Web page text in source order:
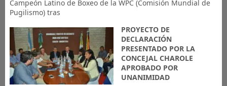
Campeón Latino de Boxeo de la WPC (Comisión Mundial de
Pugilismo) tras
PROYECTO DE
DECLARACIÓN
PRESENTADO POR LA
CONCEJAL CHAROLE
APROBADO POR
UNANIMIDAD